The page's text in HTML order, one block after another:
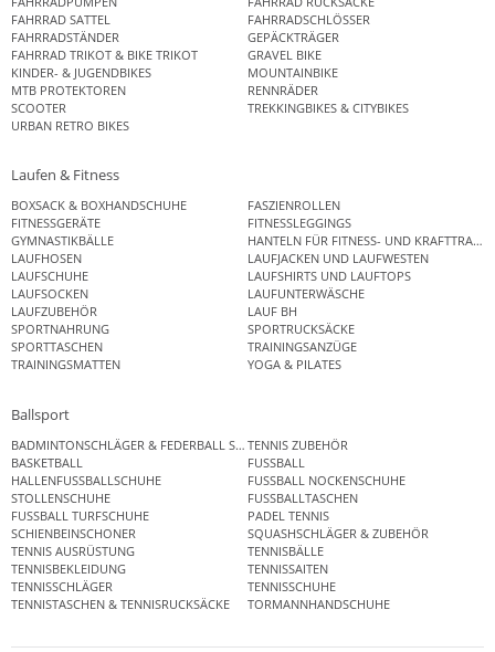
FAHRRAD SATTEL
FAHRRADSCHLÖSSER
FAHRRADSTÄNDER
GEPÄCKTRÄGER
FAHRRAD TRIKOT & BIKE TRIKOT
GRAVEL BIKE
KINDER- & JUGENDBIKES
MOUNTAINBIKE
MTB PROTEKTOREN
RENNRÄDER
SCOOTER
TREKKINGBIKES & CITYBIKES
URBAN RETRO BIKES
Laufen & Fitness
BOXSACK & BOXHANDSCHUHE
FASZIENROLLEN
FITNESSGERÄTE
FITNESSLEGGINGS
GYMNASTIKBÄLLE
HANTELN FÜR FITNESS- UND
LAUFHOSEN
LAUFJACKEN UND LAUFWESTEN
LAUFSCHUHE
LAUFSHIRTS UND LAUFTOPS
LAUFSOCKEN
LAUFUNTERWÄSCHE
LAUFZUBEHÖR
LAUF BH
SPORTNAHRUNG
SPORTRUCKSÄCKE
SPORTTASCHEN
TRAININGSANZÜGE
TRAININGSMATTEN
YOGA & PILATES
Ballsport
BADMINTONSCHLÄGER & FEDERBALL SETSTENNIS ZUBEHÖR
BASKETBALL
FUSSBALL
HALLENFUSSBALLSCHUHE
FUSSBALL NOCKENSCHUHE
STOLLENSCHUHE
FUSSBALLTASCHEN
FUSSBALL TURFSCHUHE
PADEL TENNIS
SCHIENBEINSCHONER
SQUASHSCHLÄGER & ZUBEHÖR
TENNIS AUSRÜSTUNG
TENNISBÄLLE
TENNISBEKLEIDUNG
TENNISSAITEN
TENNISSCHLÄGER
TENNISSCHUHE
TENNISTASCHEN & TENNISRUCKSÄCKE
TORMANNHANDSCHUHE